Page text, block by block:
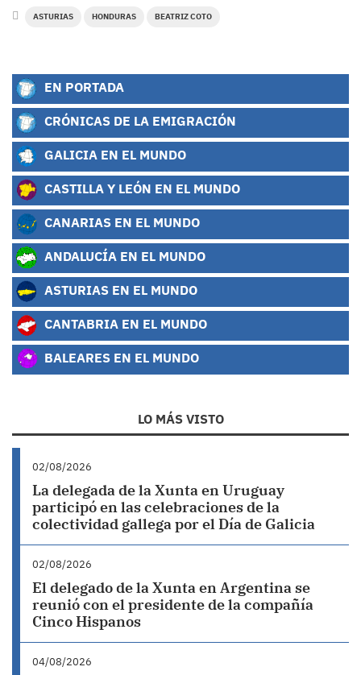
ASTURIAS HONDURAS BEATRIZ COTO
EN PORTADA
CRÓNICAS DE LA EMIGRACIÓN
GALICIA EN EL MUNDO
CASTILLA Y LEÓN EN EL MUNDO
CANARIAS EN EL MUNDO
ANDALUCÍA EN EL MUNDO
ASTURIAS EN EL MUNDO
CANTABRIA EN EL MUNDO
BALEARES EN EL MUNDO
LO MÁS VISTO
02/08/2026
La delegada de la Xunta en Uruguay
participó en las celebraciones de la
colectividad gallega por el Día de Galicia
02/08/2026
El delegado de la Xunta en Argentina se
reunió con el presidente de la compañía
Cinco Hispanos
04/08/2026